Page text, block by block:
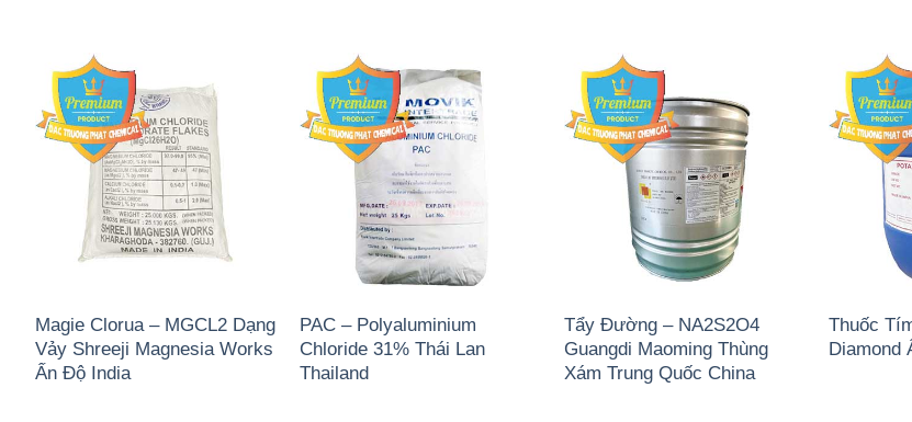
Magie Clorua – MGCL2 Dạng
Vảy Shreeji Magnesia Works
Ấn Độ India
PAC – Polyaluminium
Chloride 31% Thái Lan
Thailand
Tẩy Đường – NA2S2O4
Guangdi Maoming Thùng
Xám Trung Quốc China
Thuốc
Diamond